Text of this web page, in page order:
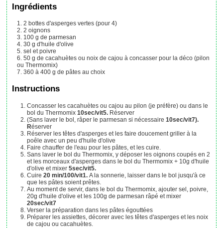
Ingrédients
2 bottesd'asperges vertes (pour 4)
2 oignons
100 g de parmesan
30 g d'huile d'olive
sel et poivre
50 g de cacahuètes ou noix de cajou à concasser pour la déco (pilon
ou Thermomix)
360 à 400 g de pâtes au choix
Instructions
Concasser les cacahuètes ou cajou au pilon (je préfère) ou dans le
bol du Thermomix10sec/vit5. Réserver
(Sans laver le bol, râper le parmesan si nécessaire10sec/vit7).
Réserver
Réserver les têtes d'asperges et les faire doucement griller à la
poêle avec un peu d'huile d'olive
Faire chauffer de l'eau pour les pâtes, et les cuire.
Sans laver le bol du Thermomix, y déposer les oignons coupés en 2
et les morceaux d'asperges dans le bol du Thermomix + 10g d'huile
d'olive et mixer5sec/vit5.
Cuire20 min/100/vit1.A la sonnerie, laisser dans le bol jusqu'à ce
que les pâtes soient prêtes.
Au moment de servir, dans le bol du Thermomix, ajouter sel, poivre,
20g d'huile d'olive et les 100g de parmesan râpé et mixer
20sec/vit7
Verser la préparation dans les pâtes égouttées
Préparer les assiettes, décorer avec les têtes d'asperges et les noix
de cajou ou cacahuètes.